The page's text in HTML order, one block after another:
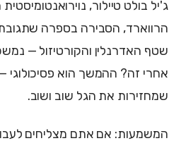
ג'יל בולט טיילור,
הרווארד, הסבירה בספרה
שטף האדרנלין והקורטיזול —
אחרי זה? ההמשך הוא
שמחזירות את הגל שוב ושוב.